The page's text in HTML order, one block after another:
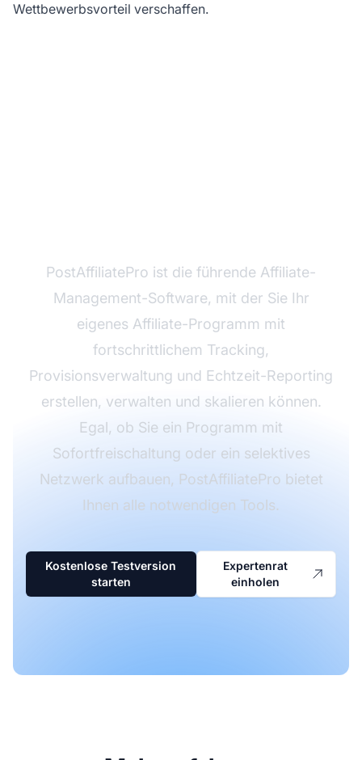
Wettbewerbsvorteil verschaffen.
PostAffiliatePro ist die führende Affiliate-
Management-Software, mit der Sie Ihr
eigenes Affiliate-Programm mit
fortschrittlichem Tracking,
Provisionsverwaltung und Echtzeit-Reporting
erstellen, verwalten und skalieren können.
Egal, ob Sie ein Programm mit
Sofortfreischaltung oder ein selektives
Netzwerk aufbauen, PostAffiliatePro bietet
Ihnen alle notwendigen Tools.
Kostenlose Testversion
starten
Expertenrat
einholen